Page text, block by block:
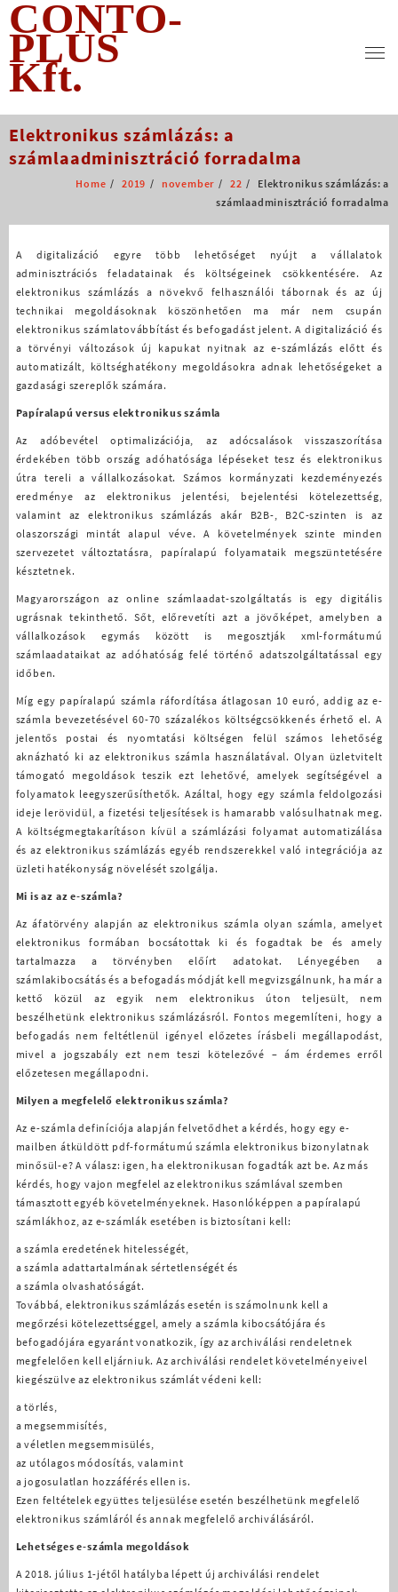
Skip
content
CONTO-
PLUS
Kft.
Elektronikus számlázás: a
számlaadminisztráció forradalma
Home 2019 november 22
Elektronikus számlázás: a
számlaadminisztráció forradalma
A digitalizáció egyre több lehetőséget nyújt a vállalatok
adminisztrációs feladatainak és költségeinek csökkentésére. Az
elektronikus számlázás a növekvő felhasználói tábornak és az új
technikai megoldásoknak köszönhetően ma már nem csupán
elektronikus számlatovábbítást és befogadást jelent. A digitalizáció és
a törvényi változások új kapukat nyitnak az e-számlázás előtt és
automatizált, költséghatékony megoldásokra adnak lehetőségeket a
gazdasági szereplők számára.
Papíralapú versus elektronikus számla
Az adóbevétel optimalizációja, az adócsalások visszaszorítása
érdekében több ország adóhatósága lépéseket tesz és elektronikus
útra tereli a vállalkozásokat. Számos kormányzati kezdeményezés
eredménye az elektronikus jelentési, bejelentési kötelezettség,
valamint az elektronikus számlázás akár B2B-, B2C-szinten is az
olaszországi mintát alapul véve. A követelmények szinte minden
szervezetet változtatásra, papíralapú folyamataik megszüntetésére
késztetnek.
Magyarországon az online számlaadat-szolgáltatás is egy digitális
ugrásnak tekinthető. Sőt, előrevetíti azt a jövőképet, amelyben a
vállalkozások egymás között is megosztják xml-formátumú
számlaadataikat az adóhatóság felé történő adatszolgáltatással egy
időben.
Míg egy papíralapú számla ráfordítása átlagosan 10 euró, addig az e-
számla bevezetésével 60-70 százalékos költségcsökkenés érhető el. A
jelentős postai és nyomtatási költségen felül számos lehetőség
aknázható ki az elektronikus számla használatával. Olyan üzletvitelt
támogató megoldások teszik ezt lehetővé, amelyek segítségével a
folyamatok leegyszerűsíthetők. Azáltal, hogy egy számla feldolgozási
ideje lerövidül, a fizetési teljesítések is hamarabb valósulhatnak meg.
A költségmegtakarításon kívül a számlázási folyamat automatizálása
és az elektronikus számlázás egyéb rendszerekkel való integrációja az
üzleti hatékonyság növelését szolgálja.
Mi is az az e-számla?
Az áfatörvény alapján az elektronikus számla olyan számla, amelyet
elektronikus formában bocsátottak ki és fogadtak be és amely
tartalmazza a törvényben előírt adatokat. Lényegében a
számlakibocsátás és a befogadás módját kell megvizsgálnunk, ha már a
kettő közül az egyik nem elektronikus úton teljesült, nem
beszélhetünk elektronikus számlázásról. Fontos megemlíteni, hogy a
befogadás nem feltétlenül igényel előzetes írásbeli megállapodást,
mivel a jogszabály ezt nem teszi kötelezővé – ám érdemes erről
előzetesen megállapodni.
Milyen a megfelelő elektronikus számla?
Az e-számla definíciója alapján felvetődhet a kérdés, hogy egy e-
mailben átküldött pdf-formátumú számla elektronikus bizonylatnak
minősül-e? A válasz: igen, ha elektronikusan fogadták azt be. Az más
kérdés, hogy vajon megfelel az elektronikus számlával szemben
támasztott egyéb követelményeknek. Hasonlóképpen a papíralapú
számlákhoz, az e-számlák esetében is biztosítani kell:
a számla eredetének hitelességét,
a számla adattartalmának sértetlenségét és
a számla olvashatóságát.
Továbbá, elektronikus számlázás esetén is számolnunk kell a
megőrzési kötelezettséggel, amely a számla kibocsátójára és
befogadójára egyaránt vonatkozik, így az archiválási rendeletnek
megfelelően kell eljárniuk. Az archiválási rendelet követelményeivel
kiegészülve az elektronikus számlát védeni kell:
a törlés,
a megsemmisítés,
a véletlen megsemmisülés,
az utólagos módosítás, valamint
a jogosulatlan hozzáférés ellen is.
Ezen feltételek együttes teljesülése esetén beszélhetünk megfelelő
elektronikus számláról és annak megfelelő archiválásáról.
Lehetséges e-számla megoldások
A 2018. július 1-jétől hatályba lépett új archiválási rendelet